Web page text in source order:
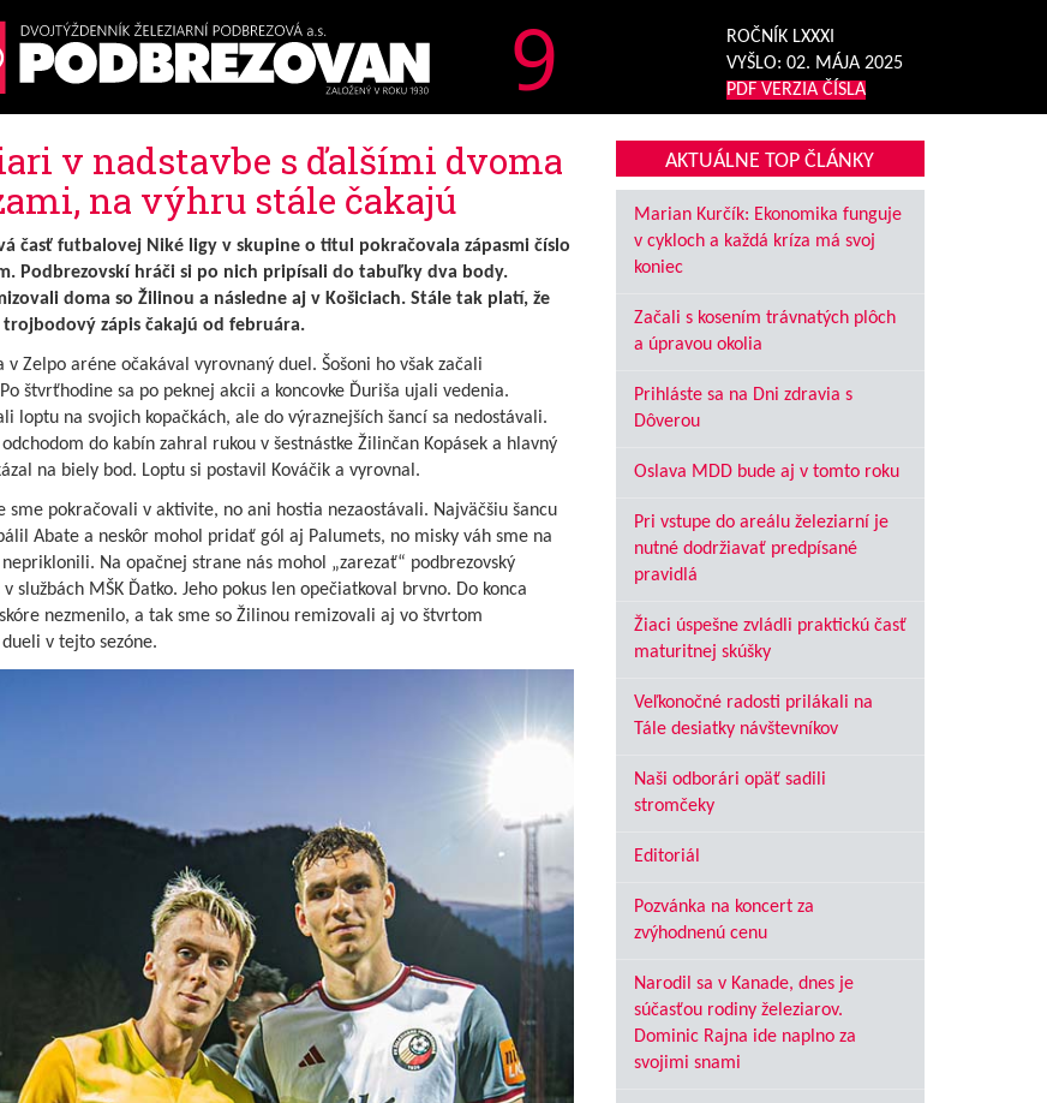
9
ROČNÍK LXXXI
VYŠLO: 02. MÁJA 2025
PDF VERZIA ČÍSLA
v nadstavbe s ďalšími dvoma
na výhru stále čakajú
časť futbalovej Niké ligy v skupine o titul pokračovala zápasmi číslo
Podbrezovskí hráči si po nich pripísali do tabuľky dva body.
doma so Žilinou a následne aj v Košiciach. Stále tak platí, že
trojbodový zápis čakajú od februára.
v Zelpo aréne očakával vyrovnaný duel. Šošoni ho však začali
štvrťhodine sa po peknej akcii a koncovke Ďuriša ujali vedenia.
loptu na svojich kopačkách, ale do výraznejších šancí sa nedostávali.
do kabín zahral rukou v šestnástke Žilinčan Kopásek a hlavný
na biely bod. Loptu si postavil Kováčik a vyrovnal.
sme pokračovali v aktivite, no ani hostia nezaostávali. Najväčšiu šancu
Abate a neskôr mohol pridať gól aj Palumets, no misky váh sme na
Na opačnej strane nás mohol „zarezať“ podbrezovský
službách MŠK Ďatko. Jeho pokus len opečiatkoval brvno. Do konca
nezmenilo, a tak sme so Žilinou remizovali aj vo štvrtom
v tejto sezóne.
AKTUÁLNE TOP ČLÁNKY
Marian Kurčík: Ekonomika funguje
v cykloch a každá kríza má svoj
koniec
Začali s kosením trávnatých plôch
a úpravou okolia
Prihláste sa na Dni zdravia s
Dôverou
Oslava MDD bude aj v tomto roku
Pri vstupe do areálu železiarní je
nutné dodržiavať predpísané
pravidlá
Žiaci úspešne zvládli praktickú časť
maturitnej skúšky
Veľkonočné radosti prilákali na
Tále desiatky návštevníkov
Naši odborári opäť sadili
stromčeky
Editoriál
Pozvánka na koncert za
zvýhodnenú cenu
Narodil sa v Kanade, dnes je
súčasťou rodiny železiarov.
Dominic Rajna ide naplno za
svojimi snami